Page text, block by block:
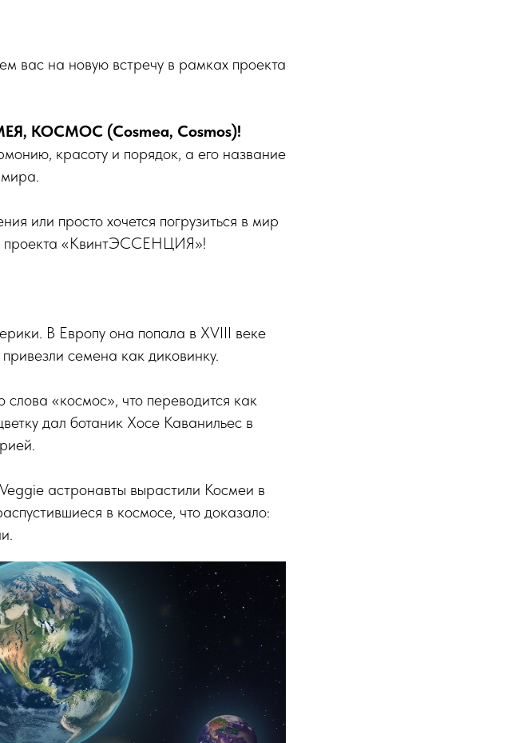
вас на новую встречу в рамках проекта
КОСМОС (Cosmea, Cosmos)!
красоту и порядок, а его название
или просто хочется погрузиться в мир
проекта «КвинтЭССЕНЦИЯ»!
В Европу она попала в XVIII веке
семена как диковинку.
«космос», что переводится как
дал ботаник Хосе Каванильес в
астронавты вырастили Космеи в
в космосе, что доказало: